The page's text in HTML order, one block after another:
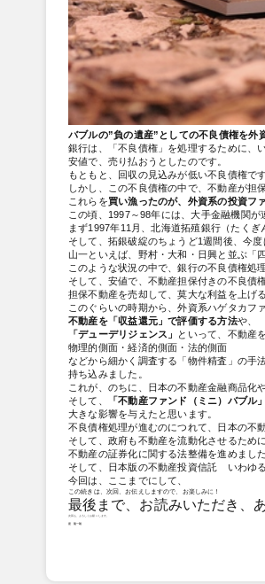
バブルの”負の遺産”としての不良債権を外
銀行は、「不良債権」を処理するために、
安値で、売り払おうとしたのです。
もともと、回収の見込みが低い不良債権で
しかし、この不良債権の中で、不動産が担
これらを買い漁ったのが、外資系の投資フ
この頃、1997～98年には、大手金融機関が
まず1997年11月、北海道拓殖銀行（たくぎ
そして、拓銀破綻のちょうど1週間後、今
山一といえば、野村・大和・日興と並ぶ「
このような状況の中で、銀行の不良債権処
そして、安値で、不動産担保付きの不良債
担保不動産を売却して、莫大な利益を上げ
このぐらいの時期から、外資系ハゲタカフ
不動産を「収益還元」で評価する方法や、
「デューデリジェンス」
といって、不動産を
物理的側面・経済的側面・法的側面
などから細かく調査する「物件精査」の手
持ち込みました。
これが、のちに、日本の不動産金融商品化
そして、
「不動産ファンド（ミニ）バブル」
大きな影響を与えたと思います。
不良債権処理が進むのにつれて、日本の不
そして、政府も不動産を流動化させるために
不動産の証券化に関する法整備を進めました
そして、日本版の不動産投資信託 いわゆる
今回は、ここまでにして、
この続きは、次回、お伝えしますので、お楽しみに！
最後まで、お読みいただき、
次回も、よろしくお願いします。
星 龍一朗